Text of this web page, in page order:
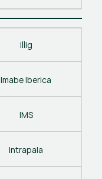
Illig
Imabe Iberica
IMS
Intrapala